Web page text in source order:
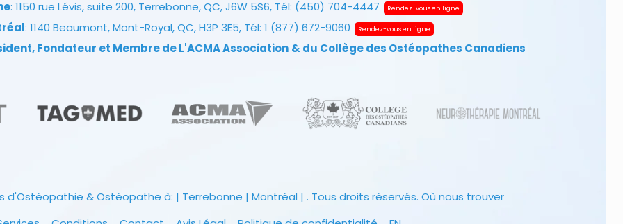
: 1150 rue Lévis, suite 200, Terrebonne, QC, J6W 5S6, Tél: (450) 704-4447 Rendez-vous en ligne
: 1140 Beaumont, Mont-Royal, QC, H3P 3E5, Tél: 1 (877) 672-9060 Rendez-vous en ligne
Fondateur et Membre de L'ACMA Association & du Collège des Ostéopathes Canadiens
d'Ostéopathie & Ostéopathe à: | Terrebonne | Montréal | . Tous droits réservés. Où nous trouver